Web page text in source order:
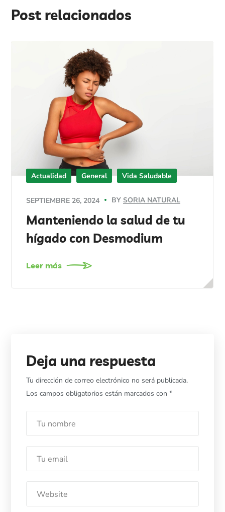
Post relacionados
Actualidad General Vida Saludable
SEPTIEMBRE 26, 2024 BY SORIA NATURAL
Manteniendo la salud de tu
hígado con Desmodium
Leer más
Deja una respuesta
Tu dirección de correo electrónico no será publicada.
Los campos obligatorios están marcados con*